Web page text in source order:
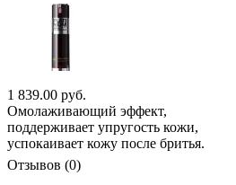
1 839.00 руб.
Омолаживающий эффект,
поддерживает упругость кожи,
успокаивает кожу после бритья.
Отзывов (0)